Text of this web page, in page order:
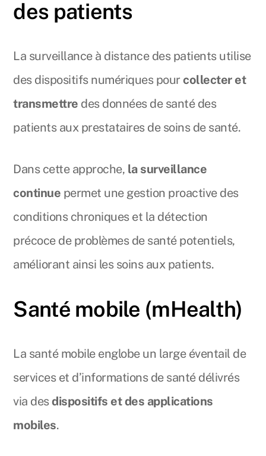
des patients
La surveillance à distance des patients utilise
des dispositifs numériques pourcollecter et
transmettre des données de santé des
patients aux prestataires de soins de santé.
Dans cette approche, la surveillance
continue permet une gestion proactive des
conditions chroniques et la détection
précoce de problèmes de santé potentiels,
améliorant ainsi les soins aux patients.
Santé mobile (mHealth)
La santé mobile englobe un large éventail de
services et d’informations de santé délivrés
via desdispositifs et des applications
mobiles.